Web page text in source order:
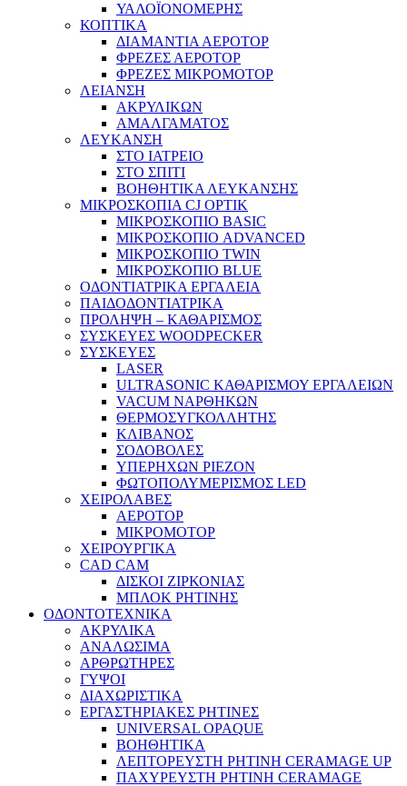
ΥΑΛΟΪΟΝΟΜΕΡΗΣ
ΚΟΠΤΙΚΑ
ΔΙΑΜΑΝΤΙΑ ΑΕΡΟΤΟΡ
ΦΡΕΖΕΣ ΑΕΡΟΤΟΡ
ΦΡΕΖΕΣ ΜΙΚΡΟΜΟΤΟΡ
ΛΕΙΑΝΣΗ
ΑΚΡΥΛΙΚΩΝ
ΑΜΑΛΓΑΜΑΤΟΣ
ΛΕΥΚΑΝΣΗ
ΣΤΟ ΙΑΤΡΕΙΟ
ΣΤΟ ΣΠΙΤΙ
ΒΟΗΘΗΤΙΚΑ ΛΕΥΚΑΝΣΗΣ
ΜΙΚΡΟΣΚΟΠΙΑ CJ OPTIK
ΜΙΚΡΟΣΚΟΠΙΟ BASIC
ΜΙΚΡΟΣΚΟΠΙΟ ADVANCED
ΜΙΚΡΟΣΚΟΠΙΟ TWIN
ΜΙΚΡΟΣΚΟΠΙΟ BLUE
ΟΔΟΝΤΙΑΤΡΙΚΑ ΕΡΓΑΛΕΙΑ
ΠΑΙΔΟΔΟΝΤΙΑΤΡΙΚΑ
ΠΡΟΛΗΨΗ – ΚΑΘΑΡΙΣΜΟΣ
ΣΥΣΚΕΥΕΣ WOODPECKER
ΣΥΣΚΕΥΕΣ
LASER
ULTRASONIC ΚΑΘΑΡΙΣΜΟΥ ΕΡΓΑΛΕΙΩΝ
VACUM ΝΑΡΘΗΚΩΝ
ΘΕΡΜΟΣΥΓΚΟΛΛΗΤΗΣ
ΚΛΙΒΑΝΟΣ
ΣΟΔΟΒΟΛΕΣ
ΥΠΕΡΗΧΩΝ PIEZON
ΦΩΤΟΠΟΛΥΜΕΡΙΣΜΟΣ LED
ΧΕΙΡΟΛΑΒΕΣ
ΑΕΡΟΤΟΡ
ΜΙΚΡΟΜΟΤΟΡ
ΧΕΙΡΟΥΡΓΙΚΑ
CAD CAM
ΔΙΣΚΟΙ ΖΙΡΚΟΝΙΑΣ
ΜΠΛΟΚ ΡΗΤΙΝΗΣ
ΟΔΟΝΤΟΤΕΧΝΙΚΑ
ΑΚΡΥΛΙΚΑ
ΑΝΑΛΩΣΙΜΑ
ΑΡΘΡΩΤΗΡΕΣ
ΓΥΨΟΙ
ΔΙΑΧΩΡΙΣΤΙΚΑ
ΕΡΓΑΣΤΗΡΙΑΚΕΣ ΡΗΤΙΝΕΣ
UNIVERSAL OPAQUE
ΒΟΗΘΗΤΙΚΑ
ΛΕΠΤΟΡΕΥΣΤΗ ΡΗΤΙΝΗ CERAMAGE UP
ΠΑΧΥΡΕΥΣΤΗ ΡΗΤΙΝΗ CERAMAGE